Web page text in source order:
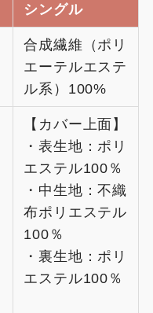
シングル
合成繊維（ポリ
エーテルエステ
ル系）100%
【カバー上面】
・表生地：ポリ
エステル100％
・中生地：不織
布ポリエステル
100％
・裏生地：ポリ
エステル100％